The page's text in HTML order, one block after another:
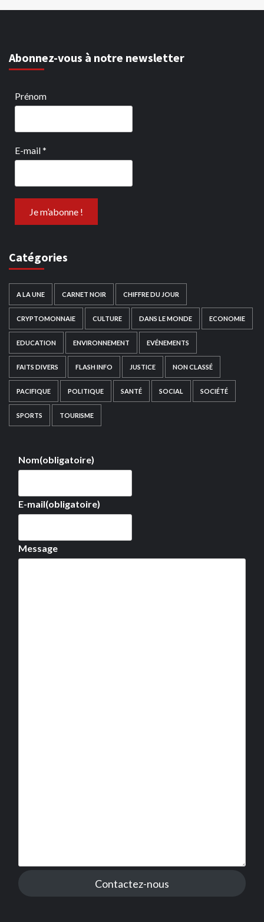
Abonnez-vous à notre newsletter
Prénom
E-mail*
Catégories
A LA UNE CARNET NOIR CHIFFRE DU JOUR
CRYPTOMONNAIE CULTURE DANS LE MONDE ECONOMIE
EDUCATION ENVIRONNEMENT EVÉNEMENTS
FAITS DIVERS FLASH INFO JUSTICE NON CLASSÉ
PACIFIQUE POLITIQUE SANTÉ SOCIAL SOCIÉTÉ
SPORTS TOURISME
Nom(obligatoire)
E-mail(obligatoire)
Message
Contactez-nous